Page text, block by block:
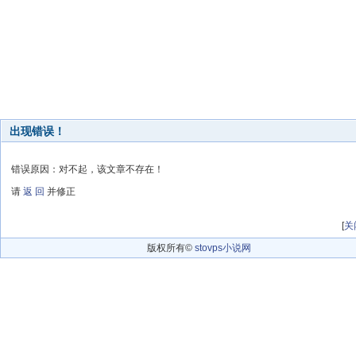
出现错误！
错误原因：对不起，该文章不存在！
请 返 回 并修正
[关
版权所有© stovps小说网